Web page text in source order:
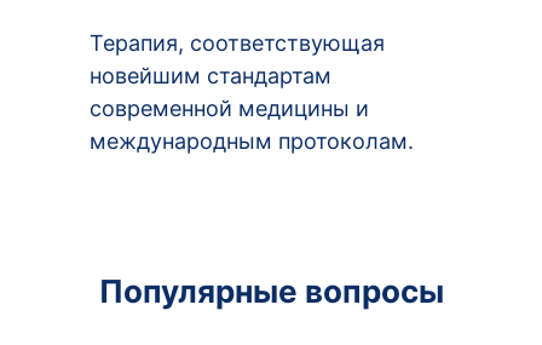
Терапия, соответствующая
новейшим стандартам
современной медицины и
международным протоколам.
Популярные вопросы